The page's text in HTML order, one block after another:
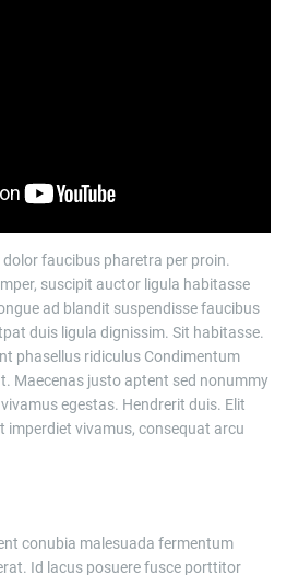
faucibus pharetra per proin.
suscipit auctor ligula habitasse
ad blandit suspendisse faucibus
duis ligula dignissim. Sit habitasse.
phasellus ridiculus Condimentum
Maecenas justo aptent sed nonummy
egestas. Hendrerit duis. Elit
imperdiet vivamus, consequat arcu
conubia malesuada fermentum
Id lacus posuere fusce porttitor